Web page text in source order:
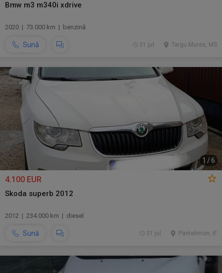
Bmw m3 m340i xdrive
2020 | 73.000 km | benzină
Sună Targu Mures, MS
31 jul.
1 /6
4.100 EUR
Skoda superb 2012
2012 | 234.000 km | diesel
Sună Pantelimon, IF
31 jul.